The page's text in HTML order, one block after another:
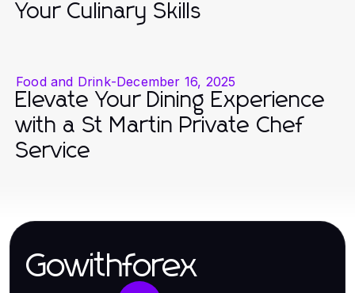
Your Culinary Skills
Food and Drink-December 16, 2025
Elevate Your Dining Experience
with a St Martin Private Chef
Service
Gowithforex